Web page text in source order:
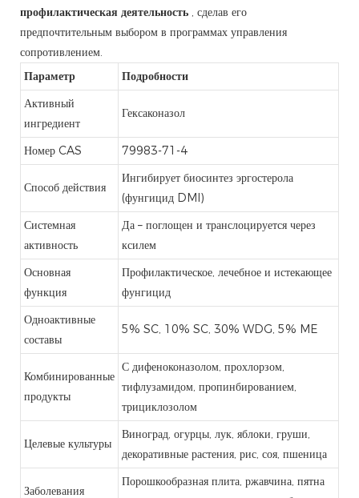
профилактическая деятельность , сделав его
предпочтительным выбором в программах управления
сопротивлением.
Параметр
Подробности
Активный
ингредиент
Гексаконазол
Номер CAS 79983-71-4
Способ действия
Ингибирует биосинтез эргостерола
(фунгицид DMI)
Системная
активность
Да – поглощен и транслоцируется через
ксилем
Основная
функция
Профилактическое, лечебное и истекающее
фунгицид
Одноактивные
составы
5% SC, 10% SC, 30% WDG, 5% ME
Комбинированные
продукты
С дифеноконазолом, прохлорзом,
тифлузамидом, пропинбированием,
трициклозолом
Целевые культуры
Виноград, огурцы, лук, яблоки, груши,
декоративные растения, рис, соя, пшеница
Заболевания
Порошкообразная плита, ржавчина, пятна